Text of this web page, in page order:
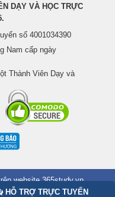
DẠY VÀ HỌC TRỰC
số 4001034390
Nam cấp ngày
Thành Viên Dạy và
website 365study.vn
Học Trực Tuyến 365.
HỖ TRỢ TRỰC TUYẾN